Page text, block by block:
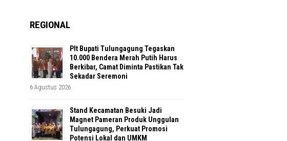
REGIONAL
Plt Bupati Tulungagung Tegaskan
10.000 Bendera Merah Putih Harus
Berkibar, Camat Diminta Pastikan Tak
Sekadar Seremoni
6 Agustus 2026
Stand Kecamatan Besuki Jadi
Magnet Pameran Produk Unggulan
Tulungagung, Perkuat Promosi
Potensi Lokal dan UMKM